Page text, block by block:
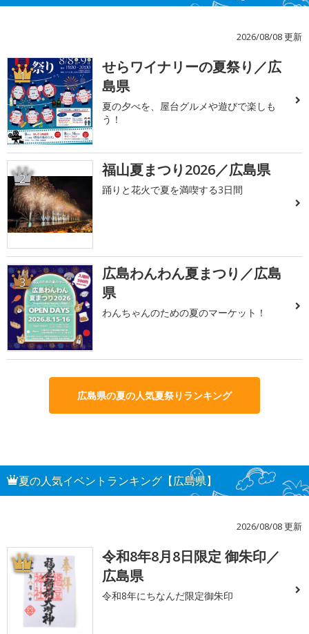
2026/08/08 更新
1
せらワイナリーの夏祭り／広
島県
夏の夕べを、屋台グルメや遊びで楽しも
う！
2 福山夏まつり2026／広島県
踊りと花火で夏を満喫する3日間
3
広島わんわん夏まつり／広島
県
わんちゃんのための夏のマーケット！
広島県の夏の人気夏祭りランキング
夏の人気イベントランキング【広島県】
2026/08/08 更新
1
令和8年8月8日限定 御朱印／
広島県
令和8年にちなんだ限定御朱印